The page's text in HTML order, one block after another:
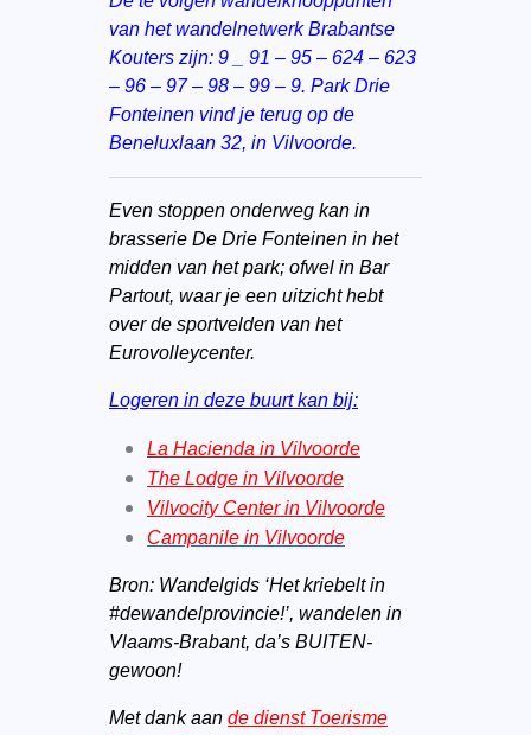
van het wandelnetwerk Brabantse
Kouters zijn: 9 _ 91 – 95 – 624 – 623
– 96 – 97 – 98 – 99 – 9. Park Drie
Fonteinen vind je terug op de
Beneluxlaan 32, in Vilvoorde.
Even stoppen onderweg kan in
brasserie De Drie Fonteinen in het
midden van het park; ofwel in Bar
Partout, waar je een uitzicht hebt
over de sportvelden van het
Eurovolleycenter.
Logeren in deze buurt kan bij:
La Hacienda in Vilvoorde
The Lodge in Vilvoorde
Vilvocity Center in Vilvoorde
Campanile in Vilvoorde
Bron: Wandelgids ‘Het kriebelt in
#dewandelprovincie!’, wandelen in
Vlaams-Brabant, da’s BUITEN-
gewoon!
Met dank aan de dienst Toerisme